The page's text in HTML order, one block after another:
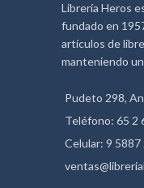
Librería Heros
fundado en
artículos de
manteniendo
Pudeto 298,
Teléfono: 65 2
Celular: 9 5887